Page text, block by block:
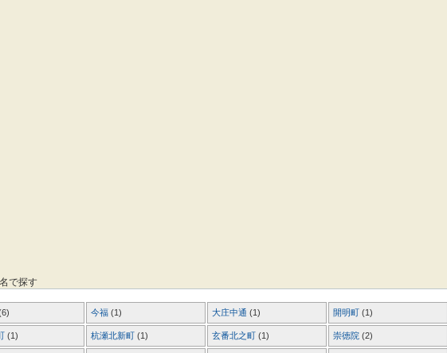
で探す
今福 (1) 大庄中通 (1) 開明町 (1)
(1) 杭瀬北新町 (1) 玄番北之町 (1) 崇徳院 (2)